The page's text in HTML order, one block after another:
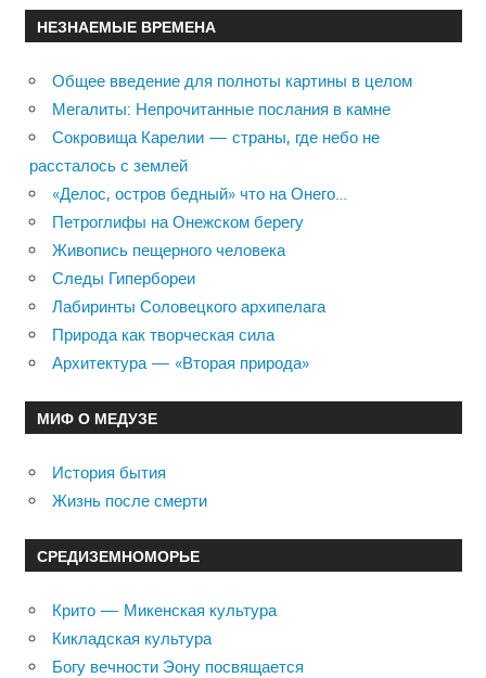
по
записям
НЕЗНАЕМЫЕ ВРЕМЕНА
Общее введение для полноты картины в целом
Мегалиты: Непрочитанные послания в камне
Сокровища Карелии — страны, где небо не
рассталось с землей
«Делос, остров бедный» что на Онего…
Петроглифы на Онежском берегу
Живопись пещерного человека
Следы Гипербореи
Лабиринты Соловецкого архипелага
Природа как творческая сила
Архитектура — «Вторая природа»
МИФ О МЕДУЗЕ
История бытия
Жизнь после смерти
СРЕДИЗЕМНОМОРЬЕ
Крито — Микенская культура
Кикладская культура
Богу вечности Эону посвящается